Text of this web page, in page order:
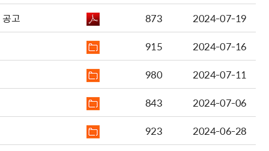
고
873
2024-07-19
915
2024-07-16
980
2024-07-11
843
2024-07-06
923
2024-06-28